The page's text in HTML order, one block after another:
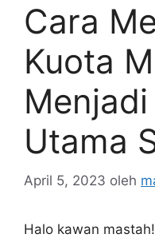
Cara
Kuota
Utama
April 5, 2023 oleh
Halo kawan